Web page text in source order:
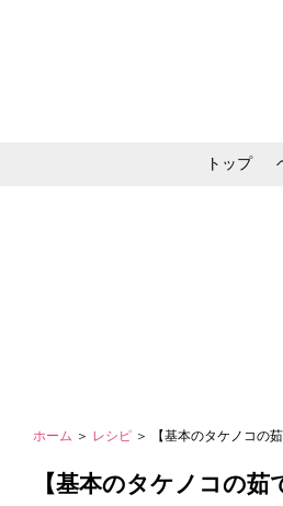
トップ
ホーム ＞ レシピ ＞ 【基本のタケノコの
【基本のタケノコの